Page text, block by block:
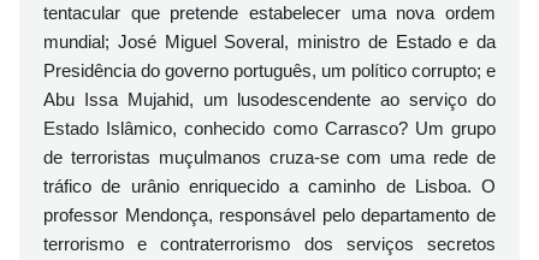
tentacular que pretende estabelecer uma nova ordem
mundial; José Miguel Soveral, ministro de Estado e da
Presidência do governo português, um político corrupto; e
Abu Issa Mujahid, um lusodescendente ao serviço do
Estado Islâmico, conhecido como Carrasco? Um grupo
de terroristas muçulmanos cruza-se com uma rede de
tráfico de urânio enriquecido a caminho de Lisboa. O
professor Mendonça, responsável pelo departamento de
terrorismo e contraterrorismo dos serviços secretos